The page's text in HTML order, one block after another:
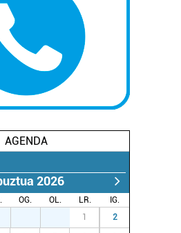
datuak nork eta zertarako
baimenik eskatzen, eta beren
babesten dira. Ikusi gure
ustez zein helburutarako
horren aurka nola egin
eta ezarri zure lehentasunak
unetan alda edo ken dezakezu
adierazpenean.
AGENDA
2026
OG. OL. LR.
IG.
1 2